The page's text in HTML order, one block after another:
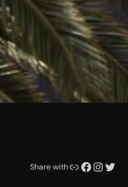
Share withΣυνδέσμου Facebook Instagram Twitter